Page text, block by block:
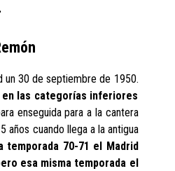
un 30 de septiembre de 1950.
las categorías inferiores
enseguida para a la cantera
años cuando llega a la antigua
temporada 70-71 el Madrid
esa misma temporada el